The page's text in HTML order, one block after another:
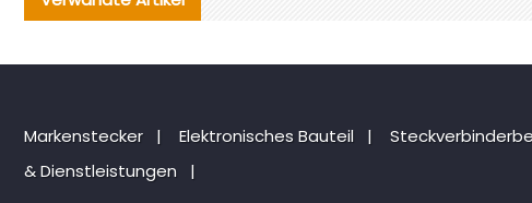
Markenstecker | Elektronisches Bauteil |
& Dienstleistungen
|